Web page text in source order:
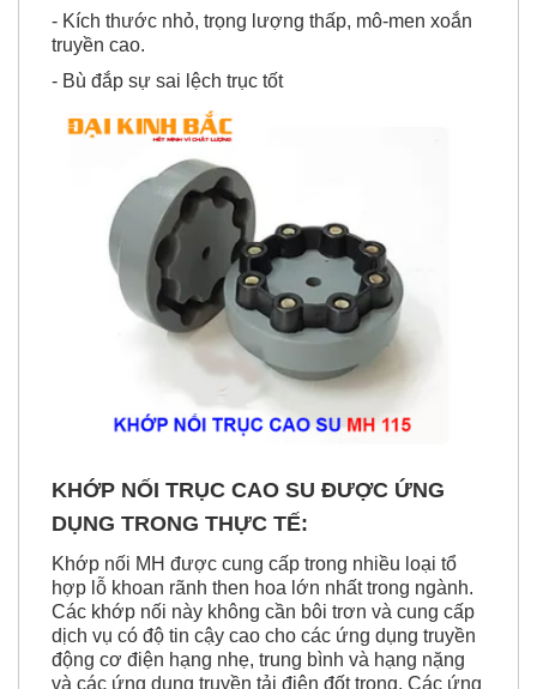
truyền cao.
- Bù đắp sự sai lệch trục tốt
DỤNG TRONG THỰC TẾ:
Khớp nối MH được cung cấp trong nhiều loại tổ
hợp lỗ khoan rãnh then hoa lớn nhất trong ngành.
Các khớp nối này không cần bôi trơn và cung cấp
dịch vụ có độ tin cậy cao cho các ứng dụng truyền
động cơ điện hạng nhẹ, trung bình và hạng nặng
và các ứng dụng truyền tải điện đốt trong. Các ứng
dụng bao gồm truyền lực đến các thiết bị công